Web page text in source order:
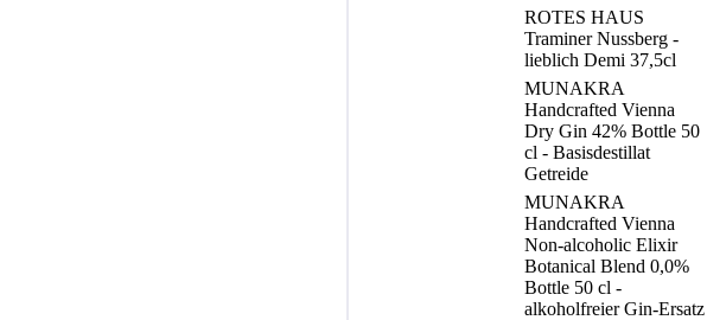
ROTES HAUS
Traminer Nussberg -
lieblich Demi 37,5cl
MUNAKRA
Handcrafted Vienna
Dry Gin 42% Bottle 50
cl - Basisdestillat
Getreide
MUNAKRA
Handcrafted Vienna
Non-alcoholic Elixir
Botanical Blend 0,0%
Bottle 50 cl -
alkoholfreier Gin-Ersatz